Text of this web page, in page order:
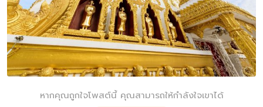
หากคุณถูกใจโพสต์นี้ คุณสามารถให้กำลังใจเขาได้